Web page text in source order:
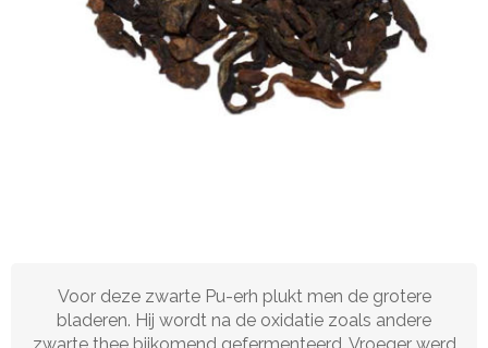
Voor deze zwarte Pu-erh plukt men de grotere
bladeren. Hij wordt na de oxidatie zoals andere